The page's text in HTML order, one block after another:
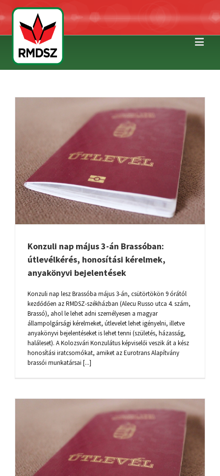
Konzuli nap május 3-án Brassóban:
útlevélkérés, honosítási kérelmek,
anyakönyvi bejelentések
Konzuli nap lesz Brassóba május 3-án, csütörtökön 9 órától
kezdődően az RMDSZ-székházban (Alecu Russo utca 4. szám,
Brassó), ahol le lehet adni személyesen a magyar
állampolgársági kérelmeket, útlevelet lehet igényelni, illetve
anyakönyvi bejelentéseket is lehet tenni (születés, házasság,
haláleset). A Kolozsvári Konzulátus képviselői veszik át a kész
honosítási iratcsomókat, amiket az Eurotrans Alapítvány
brassói munkatársai [...]